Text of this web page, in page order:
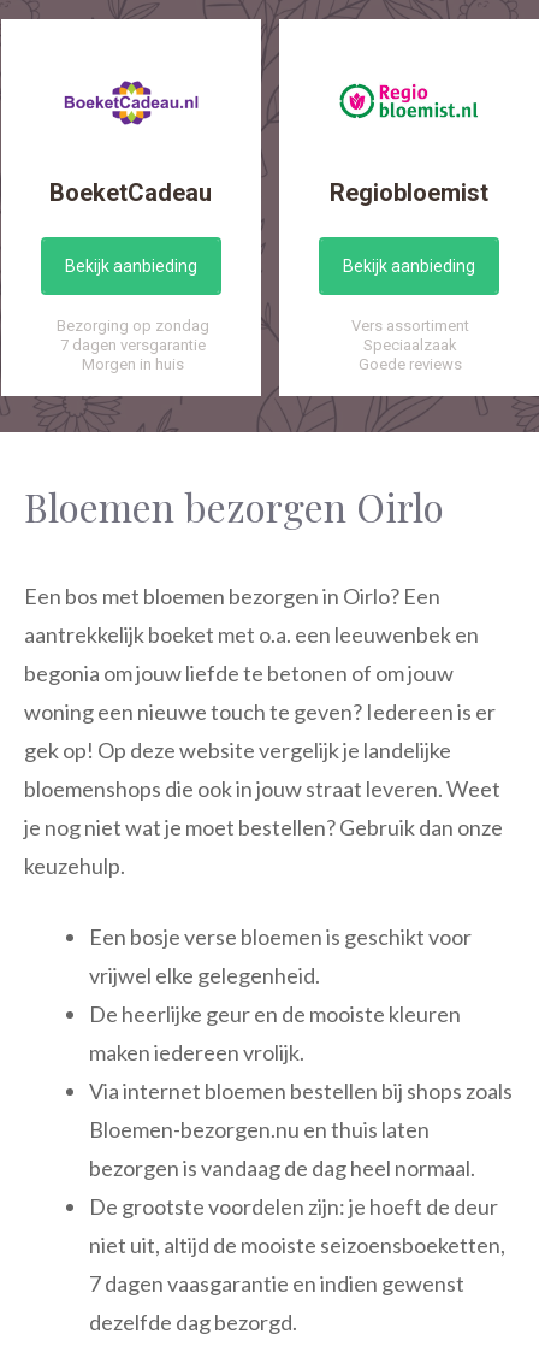
BoeketCadeau
Bekijk aanbieding
Bezorging op zondag
7 dagen versgarantie
Morgen in huis
Regiobloemist
Bekijk aanbieding
Vers assortiment
Speciaalzaak
Goede reviews
Bloemen bezorgen Oirlo
Een bos met bloemen bezorgen in Oirlo? Een
aantrekkelijk boeket met o.a. een leeuwenbek en
begonia om jouw liefde te betonen of om jouw
woning een nieuwe touch te geven? Iedereen is er
gek op! Op deze website vergelijk je landelijke
bloemenshops die ook in jouw straat leveren. Weet
je nog niet wat je moet bestellen? Gebruik dan onze
keuzehulp.
Een bosje verse bloemen is geschikt voor
vrijwel elke gelegenheid.
De heerlijke geur en de mooiste kleuren
maken iedereen vrolijk.
Via internet bloemen bestellen bij shops zoals
Bloemen-bezorgen.nu en thuis laten
bezorgen is vandaag de dag heel normaal.
De grootste voordelen zijn: je hoeft de deur
niet uit, altijd de mooiste seizoensboeketten,
7 dagen vaasgarantie en indien gewenst
dezelfde dag bezorgd.